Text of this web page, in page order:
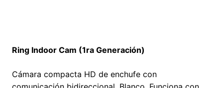
Ring Indoor Cam (1ra Generación)
Cámara compacta HD de enchufe con